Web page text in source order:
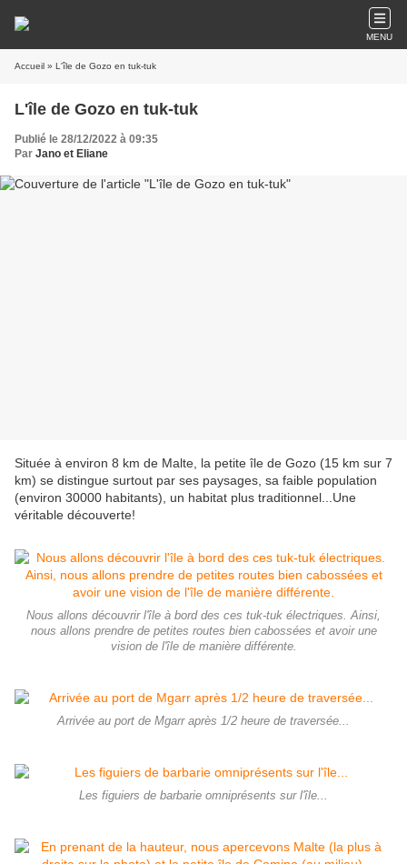
MENU
Accueil » L'île de Gozo en tuk-tuk
L'île de Gozo en tuk-tuk
Publié le 28/12/2022 à 09:35
Par Jano et Eliane
Située à environ 8 km de Malte, la petite île de Gozo (15 km sur 7
km) se distingue surtout par ses paysages, sa faible population
(environ 30000 habitants), un habitat plus traditionnel...Une
véritable découverte!
Nous allons découvrir l'île à bord des ces tuk-tuk électriques. Ainsi,
nous allons prendre de petites routes bien cabossées et avoir une
vision de l'île de manière différente.
Arrivée au port de Mgarr après 1/2 heure de traversée...
Les figuiers de barbarie omniprésents sur l'île...